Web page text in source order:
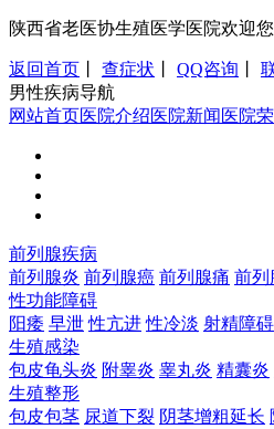
陕西省老医协生殖医学医院欢迎
返回首页 查症状 QQ咨询
男性疾病导航
网站首页医院介绍医院新闻 医院
前列腺疾病
前列腺炎 前列腺癌 前列腺痛 前列
性功能障碍
阳痿 早泄 性亢进 性冷淡 射精障碍
生殖感染
包皮龟头炎 附睾炎 睾丸炎 精囊炎
生殖整形
包皮包茎 尿道下裂 阴茎增粗延长